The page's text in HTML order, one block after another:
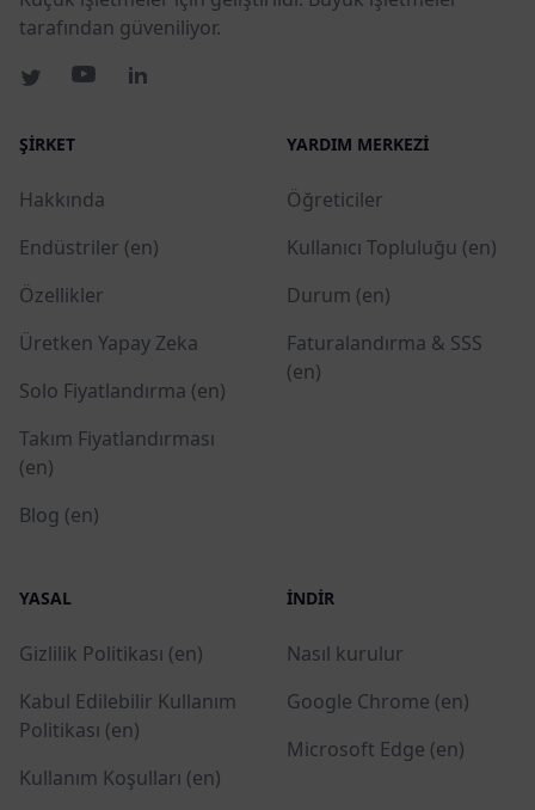
tarafından güveniliyor.
ŞIRKET
Hakkında
Endüstriler (en)
Özellikler
Üretken Yapay Zeka
Solo Fiyatlandırma (en)
Takım Fiyatlandırması
(en)
Blog (en)
YARDIM MERKEZI
Öğreticiler
Kullanıcı Topluluğu (en)
Durum (en)
Faturalandırma & SSS
(en)
YASAL
Gizlilik Politikası (en)
Kabul Edilebilir Kullanım
Politikası (en)
Kullanım Koşulları (en)
İNDIR
Nasıl kurulur
Google Chrome (en)
Microsoft Edge (en)